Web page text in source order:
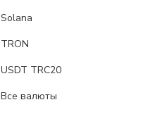
Solana
TRON
USDT TRC20
Все валюты